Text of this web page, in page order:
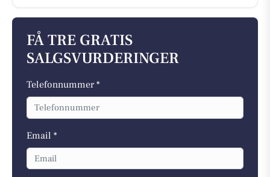
FÅ TRE GRATIS
SALGSVURDERINGER
Telefonnummer *
Email *